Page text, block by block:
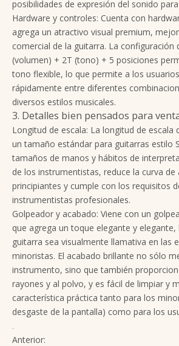
posibilidades de expresión del sonido
Hardware y controles: Cuenta con
agrega un atractivo visual premium,
comercial de la guitarra. La configuración
(volumen) + 2T (tono) + 5 posiciones
tono flexible, lo que permite a los
rápidamente entre diferentes
diversos estilos musicales.
3. Detalles bien pensados ​​para
Longitud de escala: La longitud de escala
un tamaño estándar para guitarras estilo
tamaños de manos y hábitos de
de los instrumentistas, reduce la curva de
principiantes y cumple con los requisitos
instrumentistas profesionales.
Golpeador y acabado: Viene con un
que agrega un toque elegante y elegante,
guitarra sea visualmente llamativa en las
minoristas. El acabado brillante no sólo
instrumento, sino que también
rayones y al polvo, y es fácil de limpiar y
característica práctica tanto para los
desgaste de la pantalla) como para los
Anterior: